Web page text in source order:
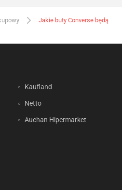
Jakie buty Converse będą
Kaufland
Netto
Auchan Hipermarket